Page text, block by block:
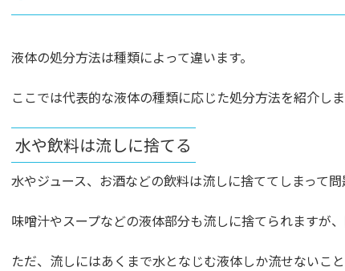
液体の処分方法は種類によって違います。
ここでは代表的な液体の種類に応じた処分方法を紹介しま
水や飲料は流しに捨てる
水やジュース、お酒などの飲料は流しに捨ててしまって問
味噌汁やスープなどの液体部分も流しに捨てられますが
ただ、流しにはあくまで水となじむ液体しか流せないこ